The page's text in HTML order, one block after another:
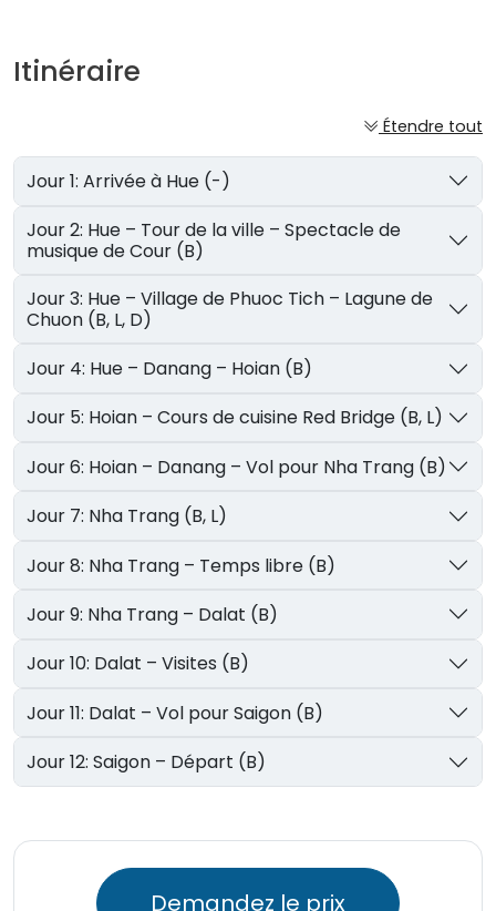
Itinéraire
Étendre tout
Jour 1: Arrivée à Hue (-)
Jour 2: Hue – Tour de la ville – Spectacle de
musique de Cour (B)
Jour 3: Hue – Village de Phuoc Tich – Lagune de
Chuon (B, L, D)
Jour 4: Hue – Danang – Hoian (B)
Jour 5: Hoian – Cours de cuisine Red Bridge (B, L)
Jour 6: Hoian – Danang – Vol pour Nha Trang (B)
Jour 7: Nha Trang (B, L)
Jour 8: Nha Trang – Temps libre (B)
Jour 9: Nha Trang – Dalat (B)
Jour 10: Dalat – Visites (B)
Jour 11: Dalat – Vol pour Saigon (B)
Jour 12: Saigon – Départ (B)
Demandez le prix